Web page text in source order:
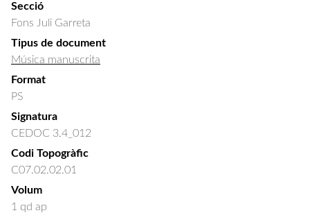
Secció
Fons Juli Garreta
Tipus de document
Música manuscrita
Format
PS
Signatura
CEDOC 3.4_012
Codi Topogràfic
C07.02.02.01
Volum
1 qd ap